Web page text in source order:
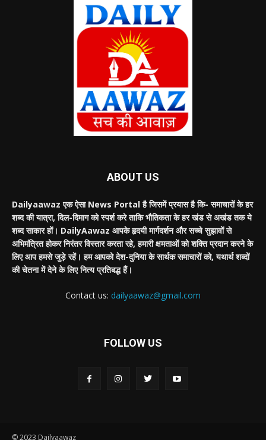
ABOUT US
Dailyaawaz एक ऐसा News Portal है जिसमें प्रयास है कि- समाचारों के हर
शब्द की यात्रा, दिल-दिमाग को स्पर्श करे ताकि भौतिकता के हर खंड से अखंड तक ये
शब्द साकार हों। DailyAawaz आपके हृदयी मार्गदर्शन और सच्चे सुझावों से
अभिमंत्रित होकर निरंतर विस्तार करता रहे, हमारी क्षमताओं को शक्ति प्रदान करने के
लिए आप हमसे जुड़े रहें। हम आपको देश-दुनिया के सार्थक समाचारों को, यथार्थ शब्दों
की चेतना में देने के लिए नित्य प्रतिबद्ध हैं।
Contact us: dailyaawaz@gmail.com
FOLLOW US
© 2023 Dailyaawaz